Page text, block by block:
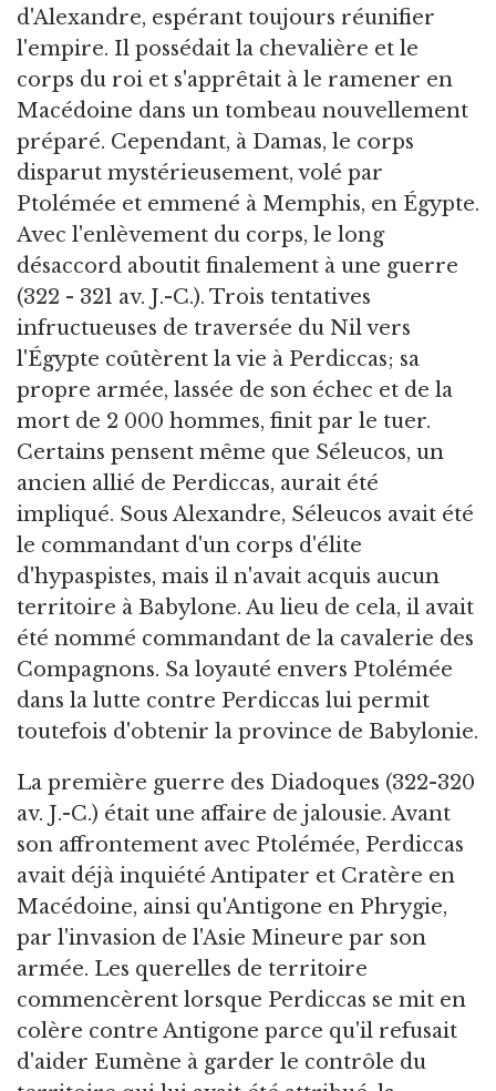
d'Alexandre, espérant toujours réunifier
l'empire. Il possédait la chevalière et le
corps du roi et s'apprêtait à le ramener en
Macédoine dans un tombeau nouvellement
préparé. Cependant, à Damas, le corps
disparut mystérieusement, volé par
Ptolémée et emmené à Memphis, en Égypte.
Avec l'enlèvement du corps, le long
désaccord aboutit finalement à une guerre
(322 - 321 av. J.-C.). Trois tentatives
infructueuses de traversée du Nil vers
l'Égypte coûtèrent la vie à Perdiccas; sa
propre armée, lassée de son échec et de la
mort de 2 000 hommes, finit par le tuer.
Certains pensent même que Séleucos, un
ancien allié de Perdiccas, aurait été
impliqué. Sous Alexandre, Séleucos avait été
le commandant d'un corps d'élite
d'hypaspistes, mais il n'avait acquis aucun
territoire à Babylone. Au lieu de cela, il avait
été nommé commandant de la cavalerie des
Compagnons. Sa loyauté envers Ptolémée
dans la lutte contre Perdiccas lui permit
toutefois d'obtenir la province de Babylonie.
La première guerre des Diadoques (322-320
av. J.-C.) était une affaire de jalousie. Avant
son affrontement avec Ptolémée, Perdiccas
avait déjà inquiété Antipater et Cratère en
Macédoine, ainsi qu'Antigone en Phrygie,
par l'invasion de l'Asie Mineure par son
armée. Les querelles de territoire
commencèrent lorsque Perdiccas se mit en
colère contre Antigone parce qu'il refusait
d'aider Eumène à garder le contrôle du